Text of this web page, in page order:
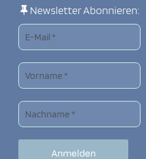
Newsletter Abonnieren: